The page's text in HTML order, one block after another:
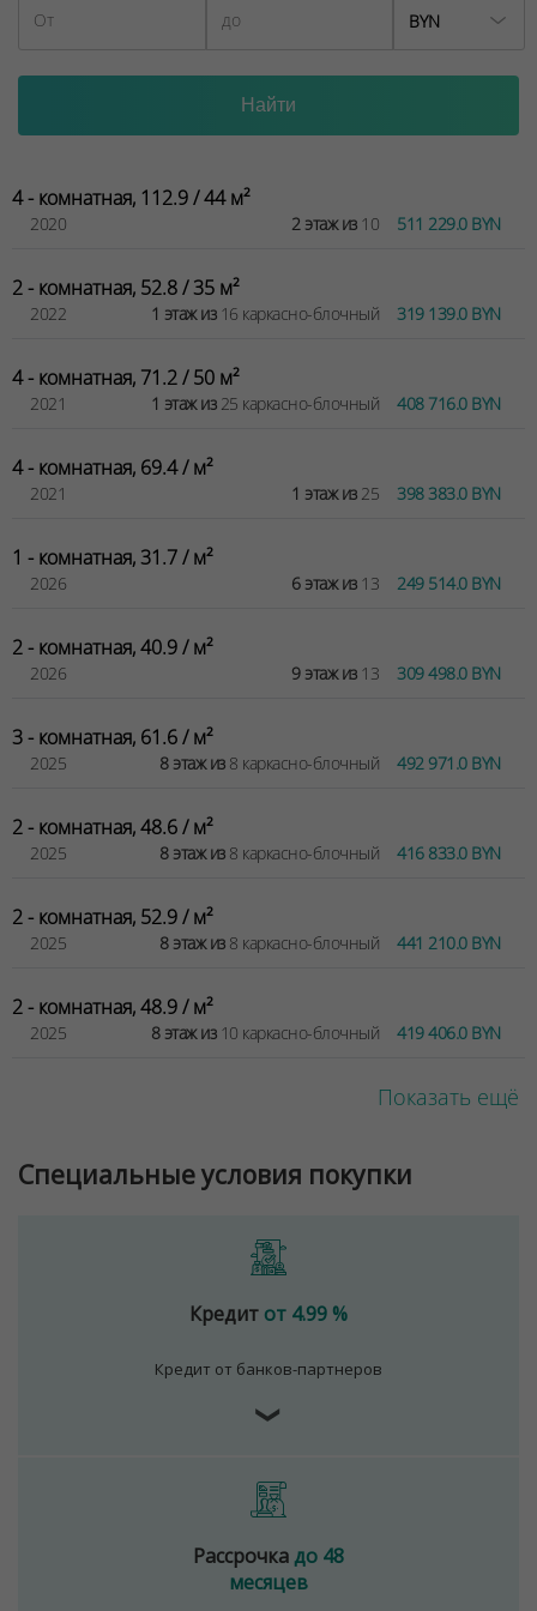
BYN
4 - комнатная, 112.9 / 44 м²
2020 2 этаж из10 511 229.0 BYN
2 - комнатная, 52.8 / 35 м²
2022 1 этаж из16 каркасно-блочный 319 139.0 BYN
4 - комнатная, 71.2 / 50 м²
2021 1 этаж из25 каркасно-блочный 408 716.0 BYN
4 - комнатная, 69.4 / м²
2021 1 этаж из25 398 383.0 BYN
1 - комнатная, 31.7 / м²
2026 6 этаж из13 249 514.0 BYN
2 - комнатная, 40.9 / м²
2026 9 этаж из13 309 498.0 BYN
3 - комнатная, 61.6 / м²
2025 8 этаж из8 каркасно-блочный 492 971.0 BYN
2 - комнатная, 48.6 / м²
2025 8 этаж из8 каркасно-блочный 416 833.0 BYN
2 - комнатная, 52.9 / м²
2025 8 этаж из8 каркасно-блочный 441 210.0 BYN
2 - комнатная, 48.9 / м²
2025 8 этаж из10 каркасно-блочный 419 406.0 BYN
Показать ещё
Специальные условия покупки
Кредит от 4.99 %
Кредит от банков-партнеров
❯
Рассрочкадо 48
месяцев